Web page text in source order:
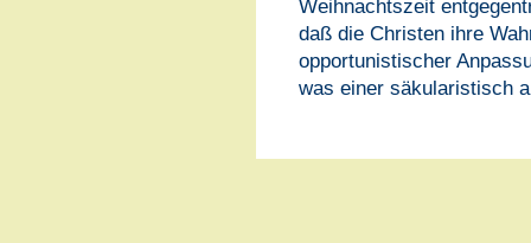
Weihnachtszeit
daß die Christen ihre
opportunistischer
was einer säkularistisch